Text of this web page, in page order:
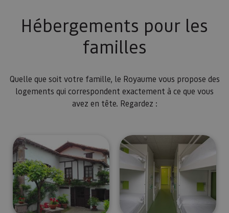
Hébergements pour les
familles
Quelle que soit votre famille, le Royaume vous propose des
logements qui correspondent exactement à ce que vous
avez en tête. Regardez :